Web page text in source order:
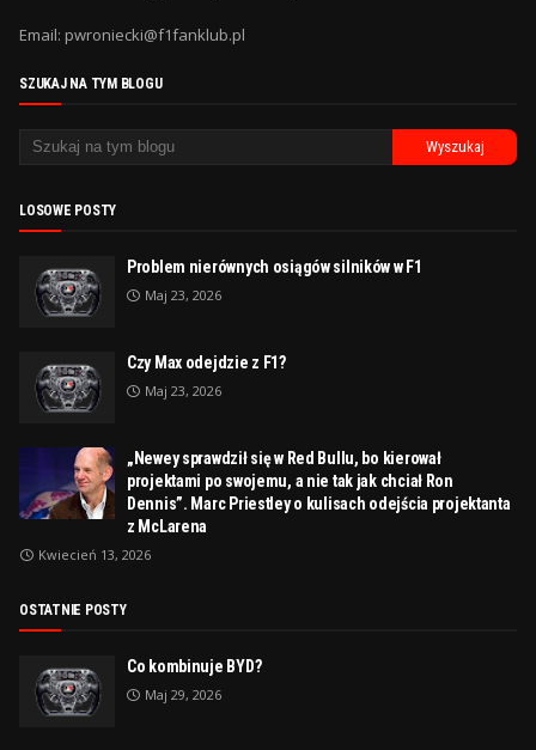
Email: pwroniecki@f1fanklub.pl
SZUKAJ NA TYM BLOGU
LOSOWE POSTY
Problem nierównych osiągów silników w F1
Maj 23, 2026
Czy Max odejdzie z F1?
Maj 23, 2026
„Newey sprawdził się w Red Bullu, bo kierował
projektami po swojemu, a nie tak jak chciał Ron
Dennis”. Marc Priestley o kulisach odejścia projektanta
z McLarena
Kwiecień 13, 2026
OSTATNIE POSTY
Co kombinuje BYD?
Maj 29, 2026